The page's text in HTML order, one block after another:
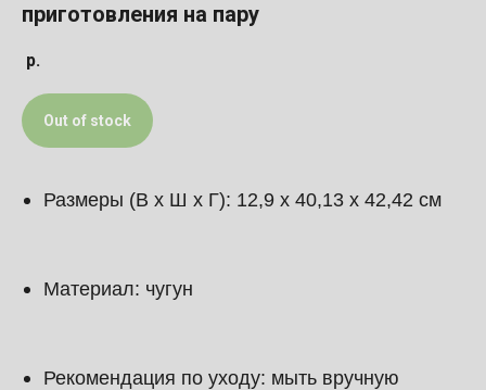
приготовления на пару
р.
Out of stock
Размеры (В х Ш х Г): 12,9 х 40,13 х 42,42 см
Материал: чугун
Рекомендация по уходу: мыть вручную